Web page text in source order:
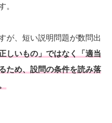
。
が、短い説明問題が数問出
正しいもの」ではなく「適当
ため、設問の条件を読み落